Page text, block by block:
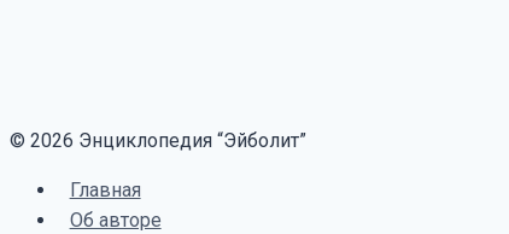
© 2026 Энциклопедия “Эйболит”
Главная
Об авторе